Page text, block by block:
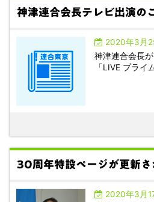
神津連合会長テレビ出演の
2020年3月
神津連合会長
「LIVE プライ
30周年特設ページが更新さ
2020年3月